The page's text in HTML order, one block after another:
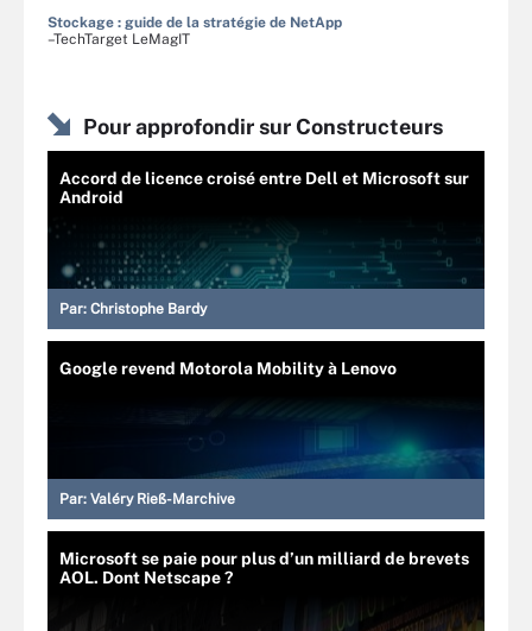
Stockage : guide de la stratégie de NetApp
–TechTarget LeMagIT
Pour approfondir sur Constructeurs
Accord de licence croisé entre Dell et Microsoft sur
Android
Par: Christophe Bardy
Google revend Motorola Mobility à Lenovo
Par: Valéry Rieß-Marchive
Microsoft se paie pour plus d’un milliard de brevets
AOL. Dont Netscape ?